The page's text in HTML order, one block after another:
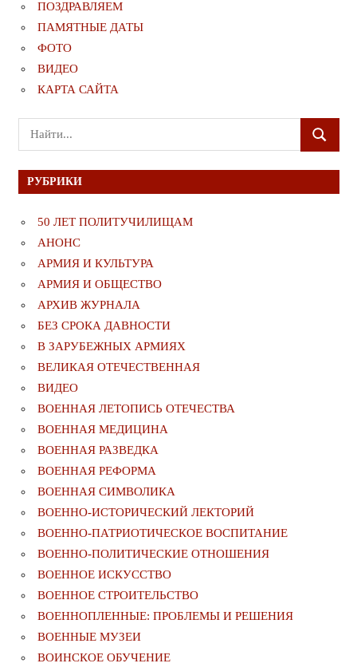
ПОЗДРАВЛЯЕМ
ПАМЯТНЫЕ ДАТЫ
ФОТО
ВИДЕО
КАРТА САЙТА
Поиск
для:
ПОИСК
РУБРИКИ
50 ЛЕТ ПОЛИТУЧИЛИЩАМ
АНОНС
АРМИЯ И КУЛЬТУРА
АРМИЯ И ОБЩЕСТВО
АРХИВ ЖУРНАЛА
БЕЗ СРОКА ДАВНОСТИ
В ЗАРУБЕЖНЫХ АРМИЯХ
ВЕЛИКАЯ ОТЕЧЕСТВЕННАЯ
ВИДЕО
ВОЕННАЯ ЛЕТОПИСЬ ОТЕЧЕСТВА
ВОЕННАЯ МЕДИЦИНА
ВОЕННАЯ РАЗВЕДКА
ВОЕННАЯ РЕФОРМА
ВОЕННАЯ СИМВОЛИКА
ВОЕННО-ИСТОРИЧЕСКИЙ ЛЕКТОРИЙ
ВОЕННО-ПАТРИОТИЧЕСКОЕ ВОСПИТАНИЕ
ВОЕННО-ПОЛИТИЧЕСКИE ОТНОШЕНИЯ
ВОЕННОЕ ИСКУССТВО
ВОЕННОЕ СТРОИТЕЛЬСТВО
ВОЕННОПЛЕННЫЕ: ПРОБЛЕМЫ И РЕШЕНИЯ
ВОЕННЫЕ МУЗЕИ
ВОИНСКОЕ ОБУЧЕНИЕ